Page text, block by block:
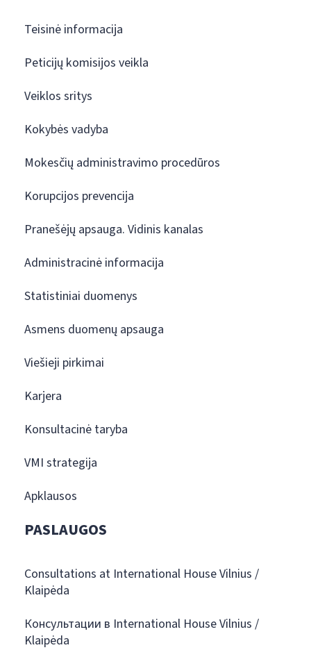
Teisinė informacija
Peticijų komisijos veikla
Veiklos sritys
Kokybės vadyba
Mokesčių administravimo procedūros
Korupcijos prevencija
Pranešėjų apsauga. Vidinis kanalas
Administracinė informacija
Statistiniai duomenys
Asmens duomenų apsauga
Viešieji pirkimai
Karjera
Konsultacinė taryba
VMI strategija
Apklausos
PASLAUGOS
Consultations at International House Vilnius /
Klaipėda
Консультации в International House Vilnius /
Klaipėda